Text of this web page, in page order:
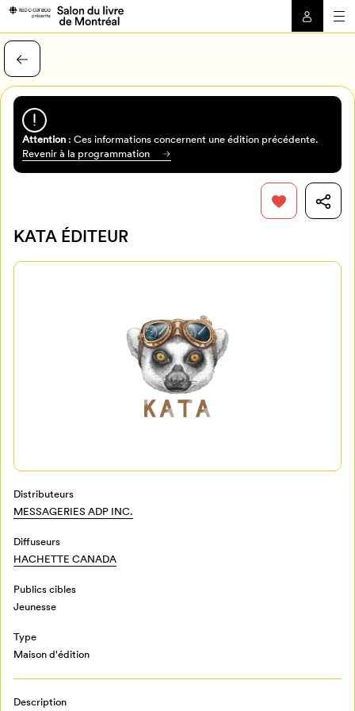
Mon Salon
Attention: Ces informations concernent une édition précédente.
Revenir à la programmation
KATA ÉDITEUR
Distributeurs
MESSAGERIES ADP INC.
Diffuseurs
HACHETTE CANADA
Publics cibles
Jeunesse
Type
Maison d'édition
Description